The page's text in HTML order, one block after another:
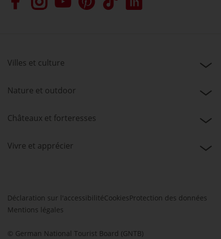
Villes et culture
Nature et outdoor
Châteaux et forteresses
Vivre et apprécier
Déclaration sur l'accessibilitéCookiesProtection des données
Mentions légales
© German National Tourist Board (GNTB)